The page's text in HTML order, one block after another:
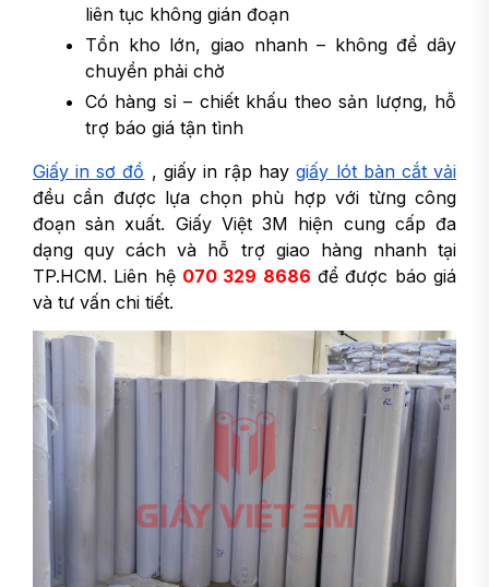
liên tục không gián đoạn
Tồn kho lớn, giao nhanh – không để dây
chuyền phải chờ
Có hàng sỉ – chiết khấu theo sản lượng, hỗ
trợ báo giá tận tình
Giấy in sơ đồ , giấy in rập haygiấy lót bàn cắt vải
đều cần được lựa chọn phù hợp với từng công
đoạn sản xuất. Giấy Việt 3M hiện cung cấp đa
dạng quy cách và hỗ trợ giao hàng nhanh tại
TP.HCM. Liên hệ 070 329 8686 để được báo giá
và tư vấn chi tiết.